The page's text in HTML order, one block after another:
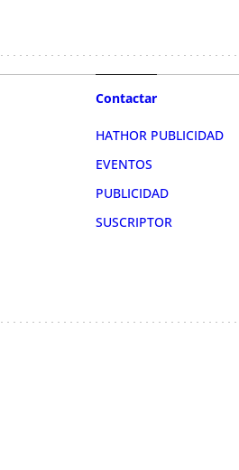
Contactar
HATHOR PUBLICIDAD
EVENTOS
PUBLICIDAD
SUSCRIPTOR